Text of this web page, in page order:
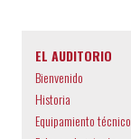
de
ayuda
EL AUDITORIO
Bienvenido
Historia
Equipamiento técnico